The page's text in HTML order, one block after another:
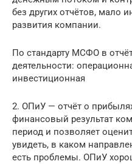
без других отчётов, мало
развития компании.
По стандарту МСФО в
деятельности:
инвестиционная
2. ОПиУ — отчёт о
финансовый результат
период и позволяет
увидеть, в каком
есть проблемы. ОПиУ